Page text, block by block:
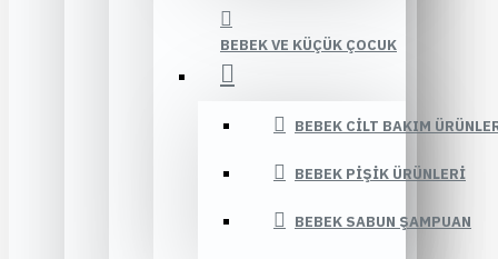
BEBEK VE KÜÇÜK ÇOCUK
BEBEK CILT BAKIM
BEBEK PIŞIK ÜRÜNLERI
BEBEK SABUN ŞAMPUAN